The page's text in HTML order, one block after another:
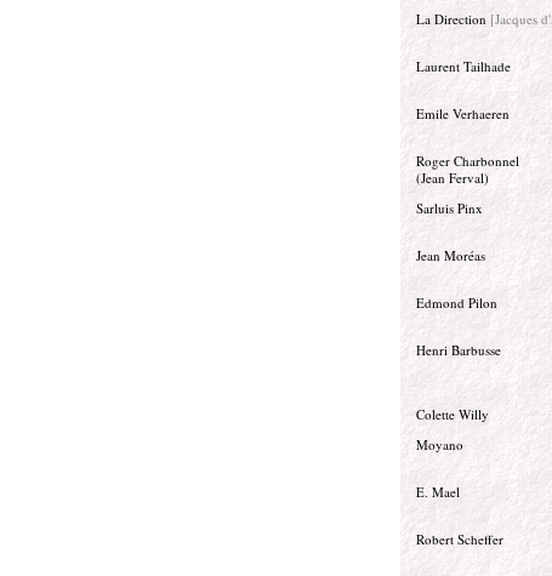
La Direction [Jacques
Laurent Tailhade
Emile Verhaeren
Roger Charbonnel
(Jean Ferval)
Sarluis Pinx
Jean Moréas
Edmond Pilon
Henri Barbusse
Colette Willy
Moyano
E. Mael
Robert Scheffer